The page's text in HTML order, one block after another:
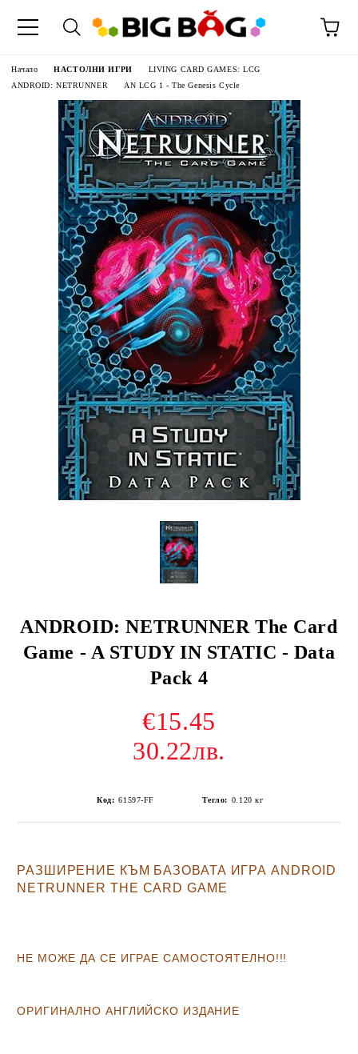
Начало НАСТОЛНИ ИГРИ
LIVING CARD GAMES: LCG
ANDROID: NETRUNNER
AN LCG 1 - The Genesis Cycle
ANDROID: NETRUNNER The Card
Game - A STUDY IN STATIC - Data
Pack 4
€15.45
30.22лв.
Код: 61597-FF Тегло: 0.120 кг
РАЗШИРЕНИЕ КЪМ БАЗОВАТА ИГРАANDROID
NETRUNNER THE CARD GAME
НЕ МОЖЕ ДА СЕ ИГРАЕ САМОСТОЯТЕЛНО!!!
ОРИГИНАЛНО АНГЛИЙСКО ИЗДАНИЕ